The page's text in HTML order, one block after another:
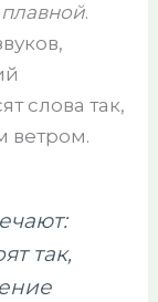
.
слова так,
ветром.
так,